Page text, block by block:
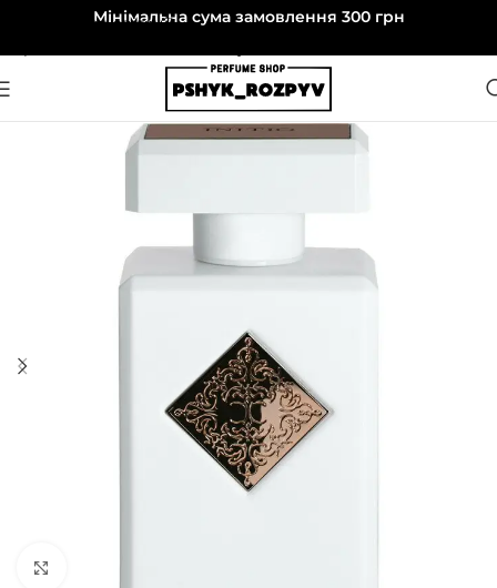
Перейти до навігаціїМінімальна сума замовлення 300 грн